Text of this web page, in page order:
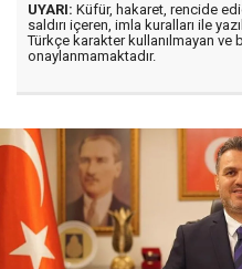
UYARI: Küfür, hakaret, rencide
saldırı içeren, imla kuralları ile
Türkçe karakter kullanılmayan ve
onaylanmamaktadır.